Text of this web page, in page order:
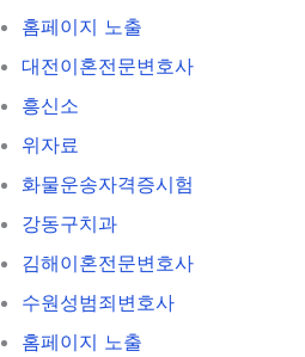
홈페이지 노출
대전이혼전문변호사
흥신소
위자료
화물운송자격증시험
강동구치과
김해이혼전문변호사
수원성범죄변호사
홈페이지 노출